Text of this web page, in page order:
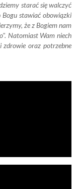
starać się walczyć
Bogu stawiać obowiązki
że z Bogiem nam
Natomiast Wam niech
zdrowie oraz potrzebne